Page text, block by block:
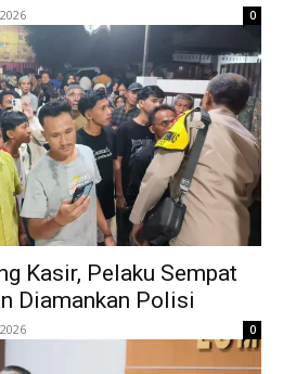
0
Kasir, Pelaku Sempat
Diamankan Polisi
0